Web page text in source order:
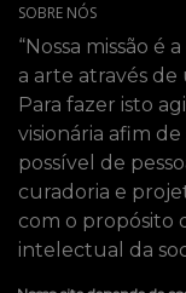
SOBRE NÓS
“Nossa missão
a arte através
Para fazer isto
visionária afim
possível de
curadoria e
com o propósito
intelectual da